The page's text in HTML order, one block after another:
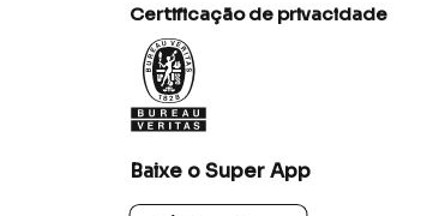
Certificação de privacidade
Baixe o Super App